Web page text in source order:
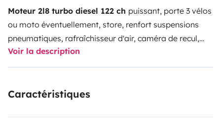
Moteur 2l8 turbo diesel 122 ch puissant, porte 3 vélos
ou moto éventuellement, store, renfort suspensions
pneumatiques, rafraîchisseur d'air, caméra de recul,
radar de recul + autres options signalées.
route4places nuit.Facile à garer6M10de long, lit à la
places + lit sur dinette 2 places.
Voir la description
Caractéristiques